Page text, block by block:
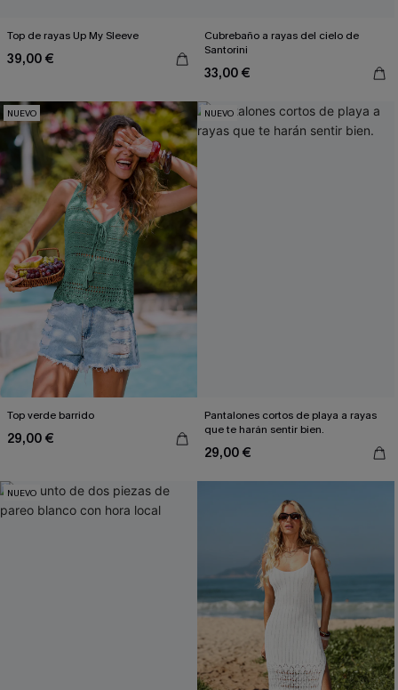
Top de rayas Up My Sleeve
39,00 €
Cubrebaño a rayas del cielo de
Santorini
33,00 €
NUEVO
Top verde barrido
29,00 €
NUEVO
Pantalones cortos de playa a rayas
que te harán sentir bien.
29,00 €
NUEVO